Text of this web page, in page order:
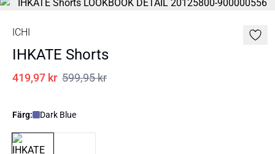
ICHI
IHKATE Shorts
419,97 kr 599,95 kr
Färg: Dark Blue